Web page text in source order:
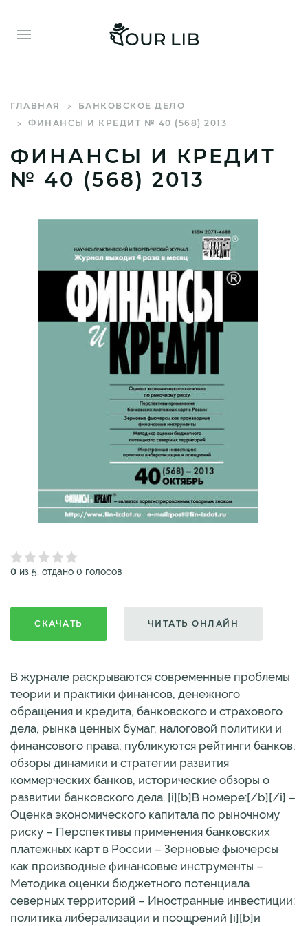
ГЛАВНАЯ
БАНКОВСКОЕ ДЕЛО
ФИНАНСЫ И КРЕДИТ № 40 (568) 2013
ФИНАНСЫ И КРЕДИТ
№ 40 (568) 2013
0 из 5, отдано 0 голосов
СКАЧАТЬ ЧИТАТЬ ОНЛАЙН
В журнале раскрываются современные проблемы
теории и практики финансов, денежного
обращения и кредита, банковского и страхового
дела, рынка ценных бумаг, налоговой политики и
финансового права; публикуются рейтинги банков,
обзоры динамики и стратегии развития
коммерческих банков, исторические обзоры о
развитии банковского дела. [i][b]В номере:[/b][/i] –
Оценка экономического капитала по рыночному
риску – Перспективы применения банковских
платежных карт в России – Зерновые фьючерсы
как производные финансовые инструменты –
Методика оценки бюджетного потенциала
северных территорий – Иностранные инвестиции:
политика либерализации и поощрений [i][b]и